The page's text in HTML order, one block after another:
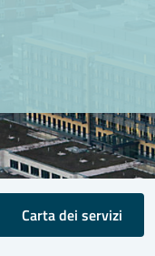
Carta dei servizi